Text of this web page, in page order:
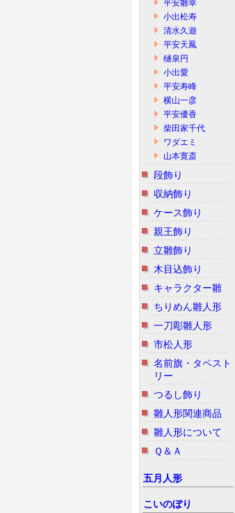
平安雛幸
小出松寿
清水久遊
平安天鳳
樋泉円
小出愛
平安寿峰
横山一彦
平安優香
柴田家千代
ワダエミ
山本寛斎
段飾り
収納飾り
ケース飾り
親王飾り
立雛飾り
木目込飾り
キャラクター雛
ちりめん雛人形
一刀彫雛人形
市松人形
名前旗・タペスト
リー
つるし飾り
雛人形関連商品
雛人形について
Ｑ＆Ａ
五月人形
こいのぼり